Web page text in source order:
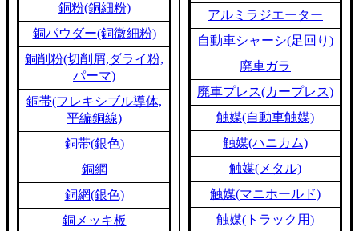
銅粉(銅細粉)
銅パウダー(銅微細粉)
銅削粉(切削屑,ダライ粉,
パーマ)
銅帯(フレキシブル導体,
平編銅線)
銅帯(銀色)
銅網
銅網(銀色)
銅メッキ板
アルミラジエーター
自動車シャーシ(足回り)
廃車ガラ
廃車プレス(カープレス)
触媒(自動車触媒)
触媒(ハニカム)
触媒(メタル)
触媒(マニホールド)
触媒(トラック用)